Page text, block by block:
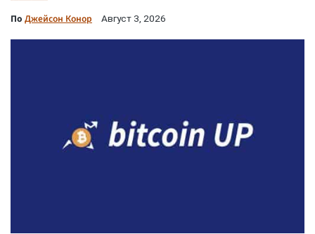
По Джейсон Конор Август 3, 2026